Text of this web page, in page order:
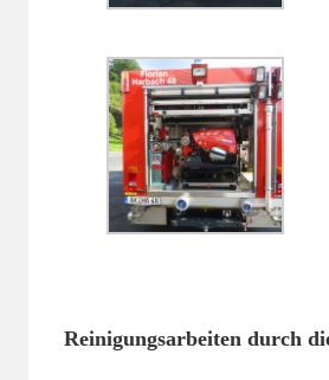
Reinigungsarbeiten durch